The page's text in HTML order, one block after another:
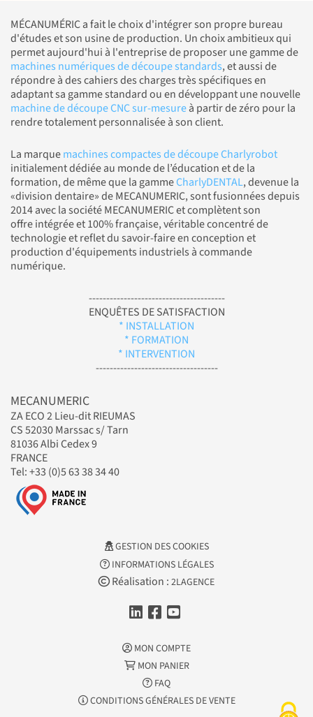
MÉCANUMÉRIC a fait le choix d'intégrer son propre bureau
d'études et son usine de production. Un choix ambitieux qui
permet aujourd'hui à l'entreprise de proposer une gamme de
machines numériques de découpe standards, et aussi de
répondre à des cahiers des charges très spécifiques en
adaptant sa gamme standard ou en développant une nouvelle
machine de découpe CNC sur-mesureà partir de zéro pour la
rendre totalement personnalisée à son client.
La marquemachines compactes de découpe Charlyrobot
initialement dédiée au monde de l’éducation et de la
formation, de même que la gammeCharlyDENTAL, devenue la
«division dentaire» de MECANUMERIC, sont fusionnées depuis
2014 avec la société MECANUMERIC et complètent son
offre intégrée et 100% française, véritable concentré de
technologie et reflet du savoir-faire en conception et
production d'équipements industriels à commande
numérique.
---------------------------------------
ENQUÊTES DE SATISFACTION
* INSTALLATION
* FORMATION
* INTERVENTION
-----------------------------------
MECANUMERIC
ZA ECO 2 Lieu-dit RIEUMAS
CS 52030 Marssac s/ Tarn
81036 Albi Cedex 9
FRANCE
Tel: +33 (0)5 63 38 34 40
GESTION DES COOKIES
INFORMATIONS LÉGALES
Réalisation : 2LAGENCE
MON COMPTE
MON PANIER
FAQ
CONDITIONS GÉNÉRALES DE VENTE